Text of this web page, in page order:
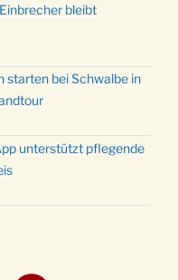
bleibt
starten bei Schwalbe in
unterstützt pflegende